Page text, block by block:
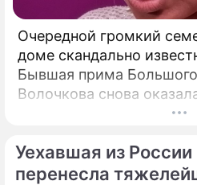
Очередной громкий
доме скандально
Бывшая прима Большого
Волочкова снова
громкого разбора
Уехавшая из России
перенесла